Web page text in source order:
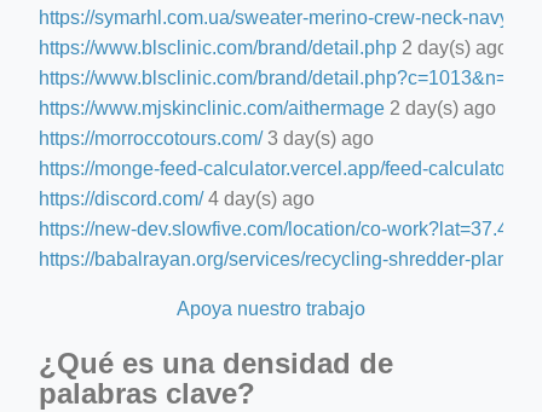
https://symarhl.com.ua/sweater-merino-crew-neck-navy-
https://www.blsclinic.com/brand/detail.php 2 day(s) ago
https://www.blsclinic.com/brand/
https://www.mjskinclinic.com/aithermage 2 day(s) ago
https://morroccotours.com/3 day(s) ago
https://monge-feed-calculator.vercel.app/feed-calculator
https://discord.com/4 day(s) ago
https://new-dev.slowfive.com/location/co-
https://babalrayan.org/services/recycling-shredder-plant-
Apoya nuestro trabajo
¿Qué es una densidad de
palabras clave?